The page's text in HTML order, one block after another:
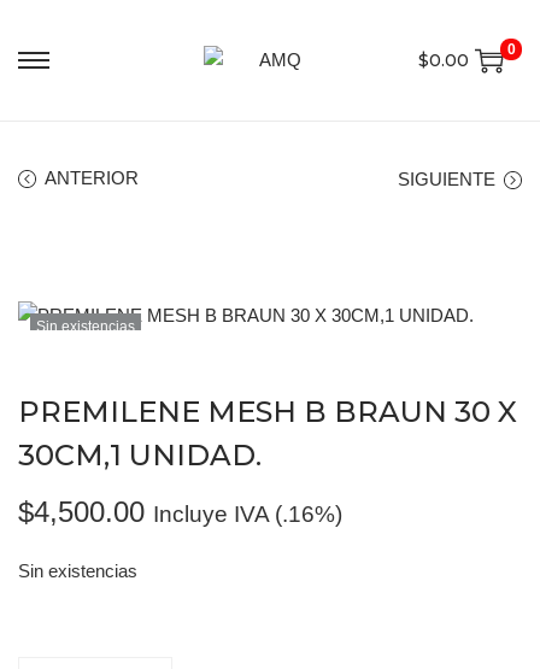
$0.00
0
ANTERIOR SIGUIENTE
Sin existencias
PREMILENE MESH B BRAUN 30 X
30CM,1 UNIDAD.
$4,500.00 Incluye IVA (.16%)
Sin existencias